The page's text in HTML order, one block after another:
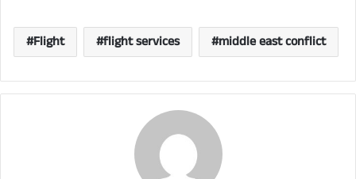
Flight flight services middle east conflict